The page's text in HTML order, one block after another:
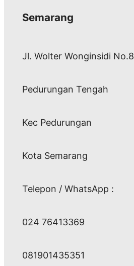
Semarang
Jl. Wolter Wonginsidi No.8
Pedurungan Tengah
Kec Pedurungan
Kota Semarang
Telepon / WhatsApp :
024 76413369
081901435351